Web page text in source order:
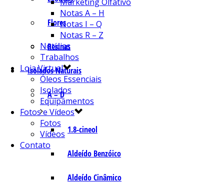
Flores
Resinas
Isolados Naturais
A – D
1.8-cineol
Aldeído Benzóico
Aldeído Cinâmico
Notas A – H
Notas I – Q
Notas R – Z
Notícias
Trabalhos
Loja Virtual
Óleos Essenciais
Isolados
Equipamentos
Fotos e Vídeos
Fotos
Vídeos
Contato